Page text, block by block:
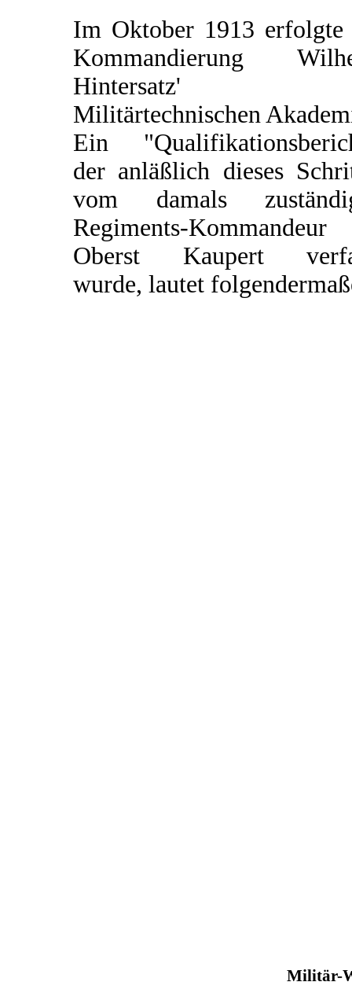
Im Oktober 1913 erfolgte
Kommandierung
Hintersatz'
Militärtechnischen
Ein
der anläßlich dieses
vom damals
Regiments-Kommandeur
Oberst Kaupert
wurde, lautet
Militär-